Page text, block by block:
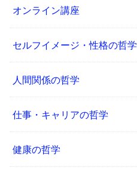
オンライン講座
セルフイメージ・性格の哲学
人間関係の哲学
仕事・キャリアの哲学
健康の哲学